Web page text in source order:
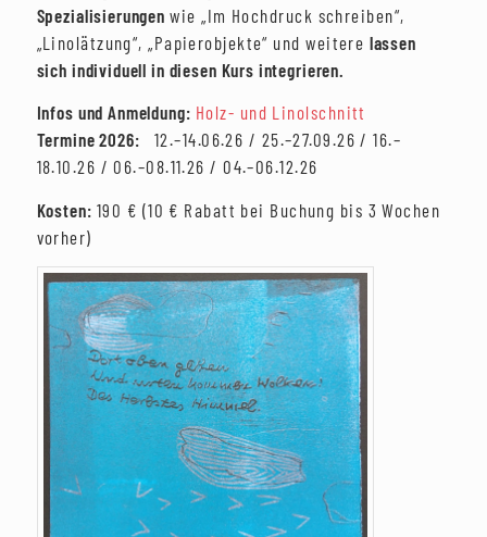
Spezialisierungen wie „Im Hochdruck schreiben“,
„Linolätzung“, „Papierobjekte“ und weitere lassen
sich individuell in diesen Kurs integrieren.
Infos und Anmeldung: Holz- und Linolschnitt
Termine 2026: 12.–14.06.26 / 25.–27.09.26 / 16.–
18.10.26 / 06.–08.11.26 / 04.–06.12.26
Kosten: 190 € (10 € Rabatt bei Buchung bis 3 Wochen
vorher)